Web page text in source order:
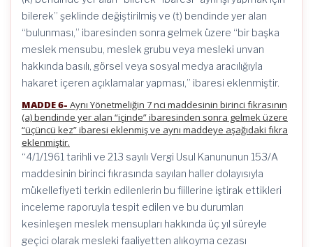
bilerek” şeklinde değiştirilmiş ve (t) bendinde yer alan
“bulunması,” ibaresinden sonra gelmek üzere “bir başka
meslek mensubu, meslek grubu veya mesleki unvan
hakkında basılı, görsel veya sosyal medya aracılığıyla
hakaret içeren açıklamalar yapması,” ibaresi eklenmiştir.
MADDE 6- Aynı Yönetmeliğin 7 nci maddesinin birinci fıkrasının
(a) bendinde yer alan “içinde” ibaresinden sonra gelmek üzere
“üçüncü kez” ibaresi eklenmiş ve aynı maddeye aşağıdaki fıkra
eklenmiştir.
“4/1/1961 tarihli ve 213 sayılı Vergi Usul Kanununun 153/A
maddesinin birinci fıkrasında sayılan haller dolayısıyla
mükellefiyeti terkin edilenlerin bu fiillerine iştirak ettikleri
inceleme raporuyla tespit edilen ve bu durumları
kesinleşen meslek mensupları hakkında üç yıl süreyle
geçici olarak mesleki faaliyetten alıkoyma cezası